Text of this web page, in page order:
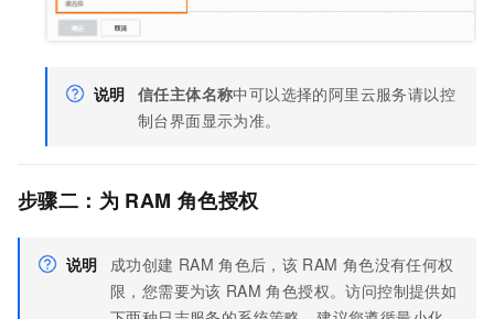
说明 信任主体名称中可以选择的阿里云服务请以控
制台界面显示为准。
步骤二：为 RAM 角色授权
说明 成功创建 RAM 角色后，该 RAM 角色没有任何权
限，您需要为该 RAM 角色授权。访问控制提供如